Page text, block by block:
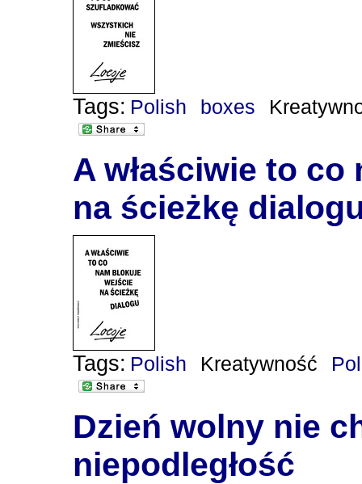
Tags: Polish boxes
A właściwie to
na ścieżkę
Tags: Polish Kreatywność
Dzień wolny nie
niepodległość